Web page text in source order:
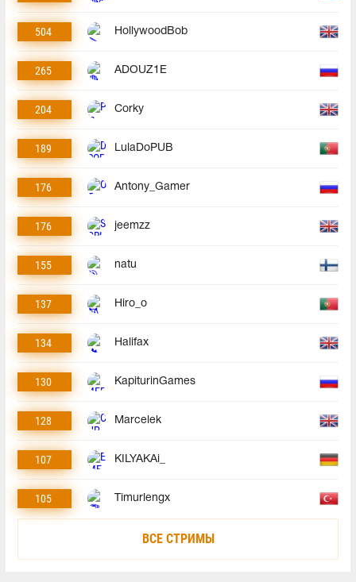
504 HollywoodBob
265 ADOUZ1E
204 Corky
189 LulaDoPUB
176 Antony_Gamer
176 jeemzz
155 natu
137 Hiro_o
134 Halifax
130 KapiturinGames
128 Marcelek
107 KILYAKAi_
105 Timurlengx
ВСЕ СТРИМЫ